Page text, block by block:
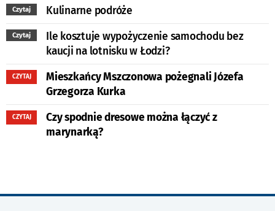
Czytaj Kulinarne podróże
Czytaj
Ile kosztuje wypożyczenie samochodu bez
kaucji na lotnisku w Łodzi?
CZYTAJ
Mieszkańcy Mszczonowa pożegnali Józefa
Grzegorza Kurka
CZYTAJ
Czy spodnie dresowe można łączyć z
marynarką?